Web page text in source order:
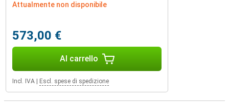
Attualmente non disponibile
573,00 €
Al carrello
Incl. IVA Escl. spese di spedizione